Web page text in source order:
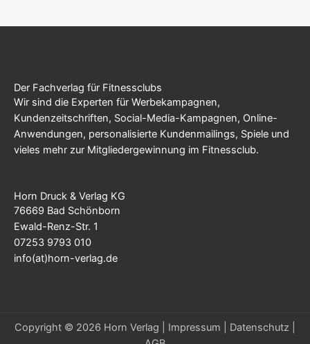
Der Fachverlag für Fitnessclubs
Wir sind die Experten für Werbekampagnen,
Kundenzeitschriften, Social-Media-Kampagnen, Online-
Anwendungen, personalisierte Kundenmailings, Spiele und
vieles mehr zur Mitgliedergewinnung im Fitnessclub.
Horn Druck & Verlag KG
76669 Bad Schönborn
Ewald-Renz-Str. 1
07253 9793 010
info(at)horn-verlag.de
Copyright © 2026 Horn Verlag | Impressum Datenschutz